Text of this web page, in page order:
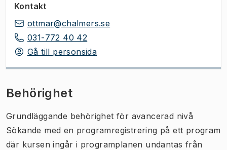
Kontakt
ottmar@chalmers.se
031-772 40 42
Gå till personsida
Behörighet
Grundläggande behörighet för avancerad nivå
Sökande med en programregistrering på ett program
där kursen ingår i programplanen undantas från